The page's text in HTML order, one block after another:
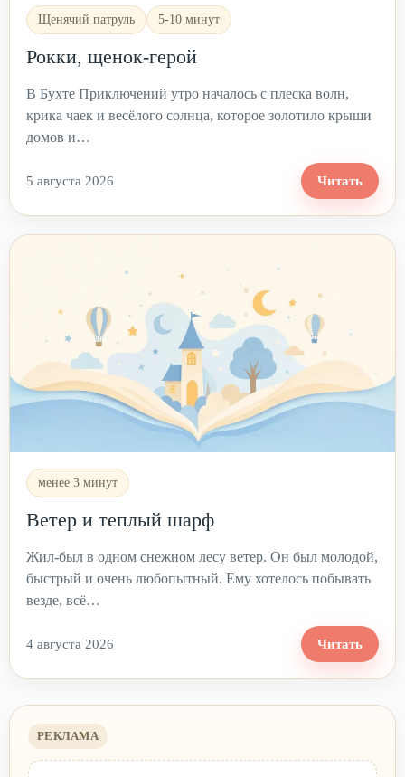
Щенячий патруль 5-10 минут
Рокки, щенок-герой
В Бухте Приключений утро началось с плеска волн,
крика чаек и весёлого солнца, которое золотило крыши
домов и…
5 августа 2026 Читать
менее 3 минут
Ветер и теплый шарф
Жил-был в одном снежном лесу ветер. Он был молодой,
быстрый и очень любопытный. Ему хотелось побывать
везде, всё…
4 августа 2026 Читать
РЕКЛАМА